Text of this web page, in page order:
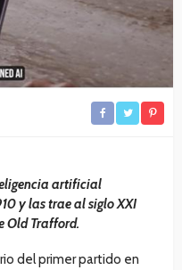
artificial
y las trae al siglo XXI
Old Trafford.
del primer partido en